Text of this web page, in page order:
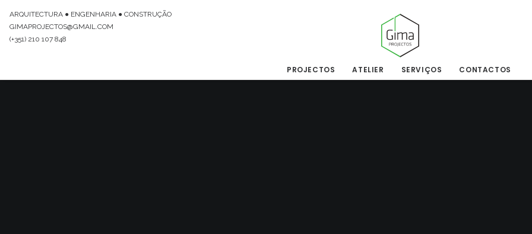
ARQUITECTURA ● ENGENHARIA ● CONSTRUÇÃO
GIMAPROJECTOS@GMAIL.COM
(+351) 210 107 848
PROJECTOS ATELIER SERVIÇOS CONTACTOS